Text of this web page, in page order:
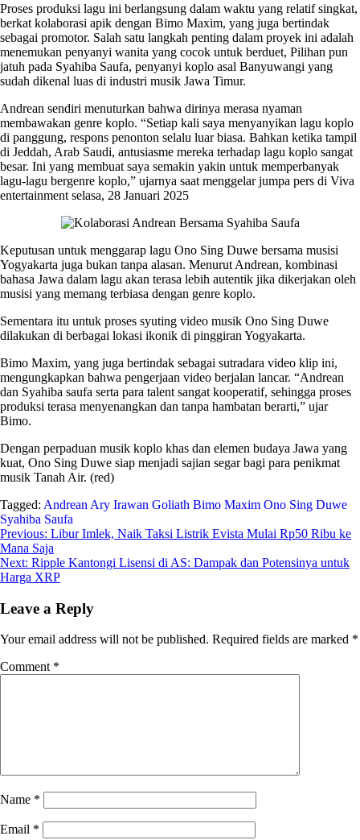
Proses produksi lagu ini berlangsung dalam waktu yang relatif singkat,
berkat kolaborasi apik dengan Bimo Maxim, yang juga bertindak
sebagai promotor. Salah satu langkah penting dalam proyek ini adalah
menemukan penyanyi wanita yang cocok untuk berduet, Pilihan pun
jatuh pada Syahiba Saufa, penyanyi koplo asal Banyuwangi yang
sudah dikenal luas di industri musik Jawa Timur.
Andrean sendiri menuturkan bahwa dirinya merasa nyaman
membawakan genre koplo. “Setiap kali saya menyanyikan lagu koplo
di panggung, respons penonton selalu luar biasa. Bahkan ketika tampil
di Jeddah, Arab Saudi, antusiasme mereka terhadap lagu koplo sangat
besar. Ini yang membuat saya semakin yakin untuk memperbanyak
lagu-lagu bergenre koplo,” ujarnya saat menggelar jumpa pers di Viva
entertainment selasa, 28 Januari 2025
Keputusan untuk menggarap lagu Ono Sing Duwe bersama musisi
Yogyakarta juga bukan tanpa alasan. Menurut Andrean, kombinasi
bahasa Jawa dalam lagu akan terasa lebih autentik jika dikerjakan oleh
musisi yang memang terbiasa dengan genre koplo.
Sementara itu untuk proses syuting video musik Ono Sing Duwe
dilakukan di berbagai lokasi ikonik di pinggiran Yogyakarta.
Bimo Maxim, yang juga bertindak sebagai sutradara video klip ini,
mengungkapkan bahwa pengerjaan video berjalan lancar. “Andrean
dan Syahiba saufa serta para talent sangat kooperatif, sehingga proses
produksi terasa menyenangkan dan tanpa hambatan berarti,” ujar
Bimo.
Dengan perpaduan musik koplo khas dan elemen budaya Jawa yang
kuat, Ono Sing Duwe siap menjadi sajian segar bagi para penikmat
musik Tanah Air. (red)
Tagged: Andrean Ary Irawan Goliath Bimo Maxim Ono Sing Duwe
Syahiba Saufa
Post
navigation
Previous: Libur Imlek, Naik Taksi Listrik Evista Mulai Rp50 Ribu ke
Mana Saja
Next: Ripple Kantongi Lisensi di AS: Dampak dan Potensinya untuk
Harga XRP
Leave a Reply
Your email address will not be published. Required fields are marked *
Comment *
Name *
Email *